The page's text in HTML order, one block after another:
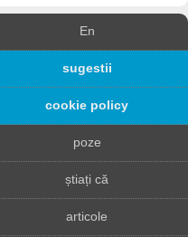
En
sugestii
cookie policy
poze
știați că
articole